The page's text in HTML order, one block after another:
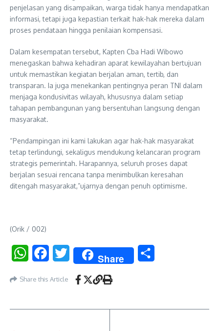
penjelasan yang disampaikan, warga tidak hanya mendapatkan
informasi, tetapi juga kepastian terkait hak-hak mereka dalam
proses pendataan hingga penilaian kompensasi.
Dalam kesempatan tersebut, Kapten Cba Hadi Wibowo
menegaskan bahwa kehadiran aparat kewilayahan bertujuan
untuk memastikan kegiatan berjalan aman, tertib, dan
transparan. Ia juga menekankan pentingnya peran TNI dalam
menjaga kondusivitas wilayah, khususnya dalam setiap
tahapan pembangunan yang bersentuhan langsung dengan
masyarakat.
“Pendampingan ini kami lakukan agar hak-hak masyarakat
tetap terlindungi, sekaligus mendukung kelancaran program
strategis pemerintah. Harapannya, seluruh proses dapat
berjalan sesuai rencana tanpa menimbulkan keresahan
ditengah masyarakat,”ujarnya dengan penuh optimisme.
(Orik / 002)
WhatsAppFacebookTwitter Share
Share this Article